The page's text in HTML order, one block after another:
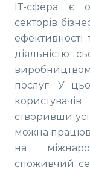
ІТ-сфера є
секторів
ефективності
діяльністю
послуг. У
створивши
можна
на
споживчий